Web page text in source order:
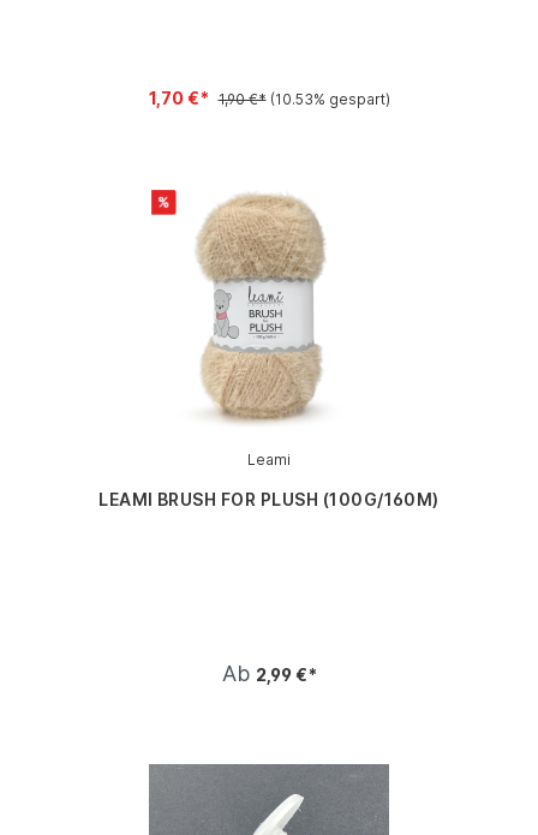
1,70 €* 1,90 €* (10.53% gespart)
Leami
LEAMI BRUSH FOR PLUSH (100G/160M)
Ab 2,99 €*